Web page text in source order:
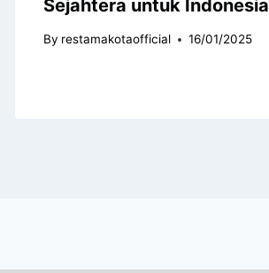
Sejahtera untuk Indonesia
By restamakotaofficial 16/01/2025